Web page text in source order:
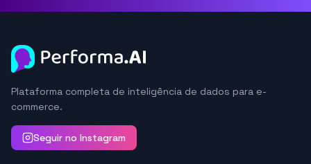
Plataforma completa de inteligência de dados para e-
commerce.
Seguir no Instagram